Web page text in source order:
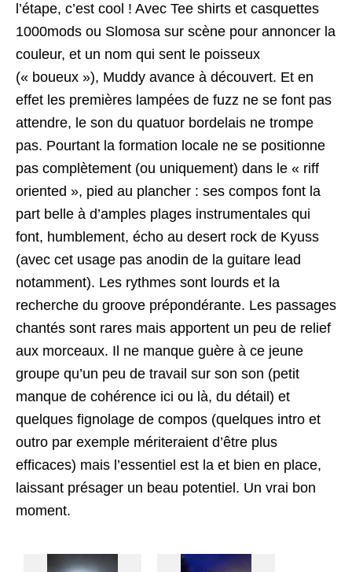
l’étape, c’est cool ! Avec Tee shirts et casquettes
1000mods ou Slomosa sur scène pour annoncer la
couleur, et un nom qui sent le poisseux
(« boueux »), Muddy avance à découvert. Et en
effet les premières lampées de fuzz ne se font pas
attendre, le son du quatuor bordelais ne trompe
pas. Pourtant la formation locale ne se positionne
pas complètement (ou uniquement) dans le « riff
oriented », pied au plancher : ses compos font la
part belle à d’amples plages instrumentales qui
font, humblement, écho au desert rock de Kyuss
(avec cet usage pas anodin de la guitare lead
notamment). Les rythmes sont lourds et la
recherche du groove prépondérante. Les passages
chantés sont rares mais apportent un peu de relief
aux morceaux. Il ne manque guère à ce jeune
groupe qu’un peu de travail sur son son (petit
manque de cohérence ici ou là, du détail) et
quelques fignolage de compos (quelques intro et
outro par exemple mériteraient d’être plus
efficaces) mais l’essentiel est la et bien en place,
laissant présager un beau potentiel. Un vrai bon
moment.